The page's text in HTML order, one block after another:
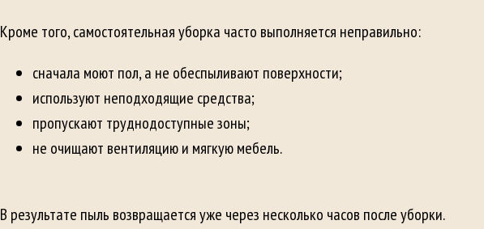
Кроме того, самостоятельная уборка часто выполняется неправильно:
сначала моют пол, а не обеспыливают поверхности;
используют неподходящие средства;
пропускают труднодоступные зоны;
не очищают вентиляцию и мягкую мебель.
В результате пыль возвращается уже через несколько часов после уборки.